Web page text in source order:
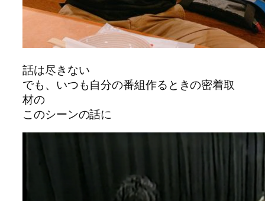
話は尽きない
でも、いつも自分の番組作るときの密着取
材の
このシーンの話に